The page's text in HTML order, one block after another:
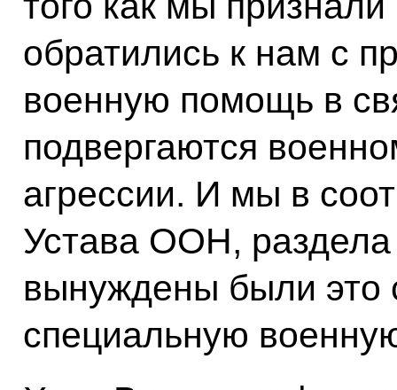
обратились к нам с
военную помощь в
подвергаются
агрессии. И мы в
Устава ООН, раздела
вынуждены были это
специальную